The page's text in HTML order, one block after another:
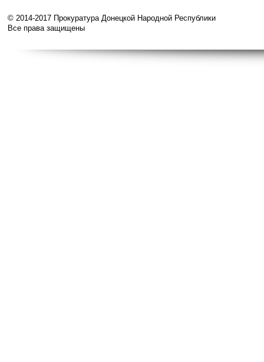
© 2014-2017 Прокуратура Донецкой Народной Республики
Все права защищены